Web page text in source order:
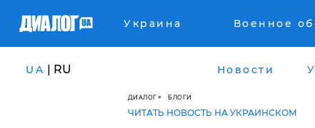
Украина Военное
UA | RU Новости
ДИАЛОГ БЛОГИ
ЧИТАТЬ НОВОСТЬ НА УКРАИНСКОМ